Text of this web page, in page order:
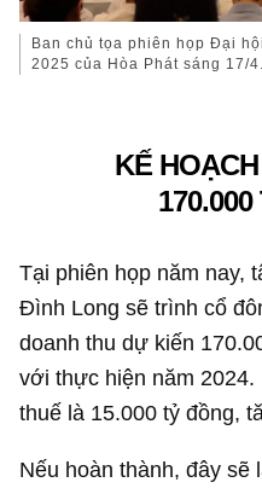
Ban chủ tọa phiên họp Đại
2025 của Hòa Phát sáng 17/
KẾ
Tại phiên họp năm nay,
Đình Long sẽ trình cổ
doanh thu dự kiến
với thực hiện năm
thuế là 15.000 tỷ đồng,
Nếu hoàn thành, đây sẽ